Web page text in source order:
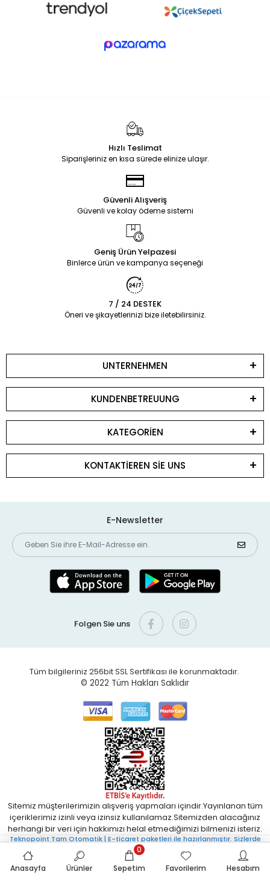
Hızlı Teslimat
Siparişleriniz en kısa sürede elinize ulaşır.
Güvenli Alışveriş
Güvenli ve kolay ödeme sistemi
Geniş Ürün Yelpazesi
Binlerce ürün ve kampanya seçeneği
7 / 24 DESTEK
Öneri ve şikayetlerinizi bize iletebilirsiniz.
UNTERNEHMEN
KUNDENBETREUUNG
KATEGORİEN
KONTAKTİEREN SİE UNS
E-Newsletter
Folgen Sie uns
Tüm bilgileriniz 256bit SSL Sertifikası ile korunmaktadır.
© 2022 Tüm Hakları Saklıdır
Sitemiz müşterilerimizin alışveriş yapmaları içindir.Yayınlanan tüm
içeriklerimiz izinli veya izinsiz kullanılamaz.Sitemizden alacağınız
herhangi bir veri için hakkımızı helal etmediğimizi bilmenizi isteriz.
Anasayfa Ürünler Sepetim
0
Favorilerim
Hesabım
Teknopoint Tam Otomatik | E-ticaret paketleri ile hazırlanmıştır. Sizlerde
uygun fiyatlı Tam Otomatik E-ticaret sistemi istiyorsanız bizimle iletişime
geçebilirsiniz.